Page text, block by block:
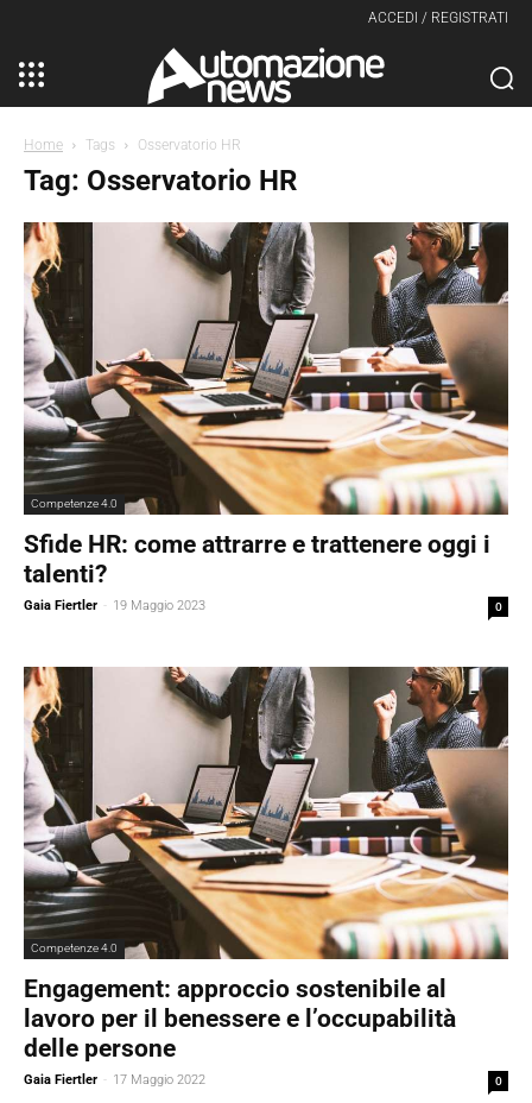
ACCEDI / REGISTRATI
Home Tags Osservatorio HR
Tag: Osservatorio HR
Competenze 4.0
Sfide HR: come attrarre e trattenere oggi i
talenti?
Gaia Fiertler - 19 Maggio 2023 0
Competenze 4.0
Engagement: approccio sostenibile al
lavoro per il benessere e l’occupabilità
delle persone
Gaia Fiertler - 17 Maggio 2022 0